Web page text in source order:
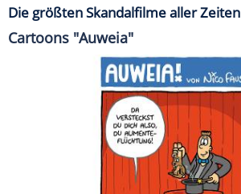
Die größten Skandalfilme aller Zeiten
Cartoons "Auweia"